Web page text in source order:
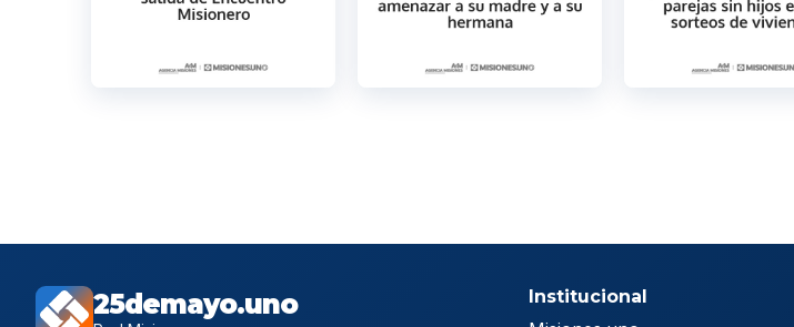
25demayo.uno Institucional